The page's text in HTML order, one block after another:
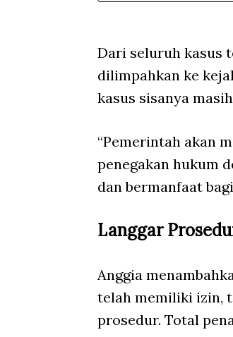
Dari seluruh kasus
dilimpahkan ke
kasus sisanya
“Pemerintah akan
penegakan hukum
dan bermanfaat
Langgar
Anggia
telah memiliki izin,
prosedur. Total